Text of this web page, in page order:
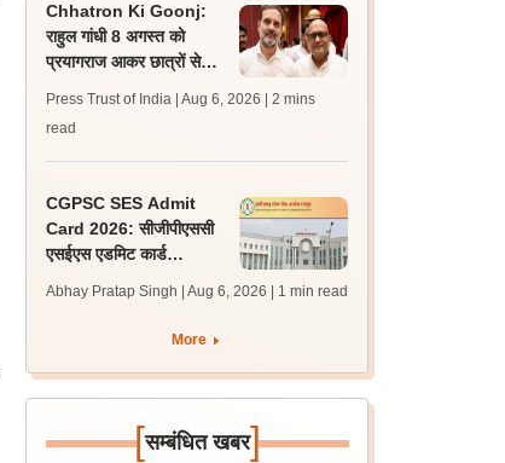
Chhatron Ki Goonj:
राहुल गांधी 8 अगस्त को
प्रयागराज आकर छात्रों से
Press Trust of India | Aug 6, 2026
| 2 mins
read
CGPSC SES Admit
Card 2026: सीजीपीएससी
एसईएस एडमिट कार्ड
परीक्षा 16 अगस्त को होगी
Abhay Pratap Singh | Aug 6, 2026 | 1 min read
More
[सम्बंधित खबर]